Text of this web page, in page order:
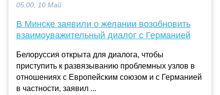
05:00, 10 Май
В Минске заявили о желании возобновить
взаимоуважительный диалог с Германией
Белоруссия открыта для диалога, чтобы
приступить к развязыванию проблемных узлов в
отношениях с Европейским союзом и с Германией
в частности, заявил ...